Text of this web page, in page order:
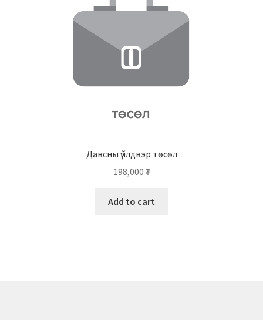
Давсны үйлдвэр төсөл
198,000 ₮
Add to cart